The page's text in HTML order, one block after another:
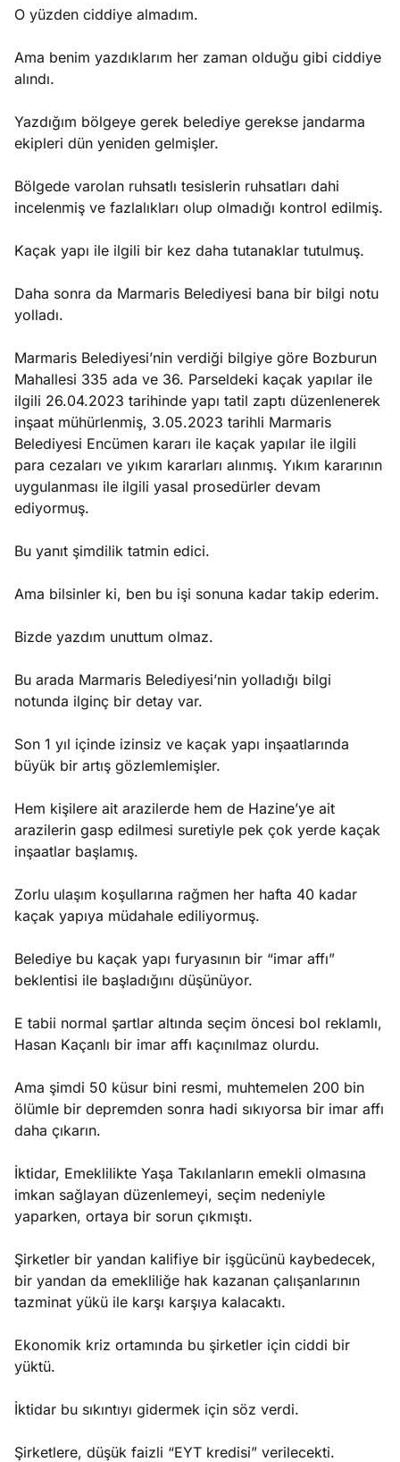
O yüzden ciddiye almadım.
Ama benim yazdıklarım her zaman olduğu gibi ciddiye
alındı.
Yazdığım bölgeye gerek belediye gerekse jandarma
ekipleri dün yeniden gelmişler.
Bölgede varolan ruhsatlı tesislerin ruhsatları dahi
incelenmiş ve fazlalıkları olup olmadığı kontrol edilmiş.
Kaçak yapı ile ilgili bir kez daha tutanaklar tutulmuş.
Daha sonra da Marmaris Belediyesi bana bir bilgi notu
yolladı.
Marmaris Belediyesi’nin verdiği bilgiye göre Bozburun
Mahallesi 335 ada ve 36. Parseldeki kaçak yapılar ile
ilgili 26.04.2023 tarihinde yapı tatil zaptı düzenlenerek
inşaat mühürlenmiş, 3.05.2023 tarihli Marmaris
Belediyesi Encümen kararı ile kaçak yapılar ile ilgili
para cezaları ve yıkım kararları alınmış. Yıkım kararının
uygulanması ile ilgili yasal prosedürler devam
ediyormuş.
Bu yanıt şimdilik tatmin edici.
Ama bilsinler ki, ben bu işi sonuna kadar takip ederim.
Bizde yazdım unuttum olmaz.
Bu arada Marmaris Belediyesi’nin yolladığı bilgi
notunda ilginç bir detay var.
Son 1 yıl içinde izinsiz ve kaçak yapı inşaatlarında
büyük bir artış gözlemlemişler.
Hem kişilere ait arazilerde hem de Hazine’ye ait
arazilerin gasp edilmesi suretiyle pek çok yerde kaçak
inşaatlar başlamış.
Zorlu ulaşım koşullarına rağmen her hafta 40 kadar
kaçak yapıya müdahale ediliyormuş.
Belediye bu kaçak yapı furyasının bir “imar affı”
beklentisi ile başladığını düşünüyor.
E tabii normal şartlar altında seçim öncesi bol reklamlı,
Hasan Kaçanlı bir imar affı kaçınılmaz olurdu.
Ama şimdi 50 küsur bini resmi, muhtemelen 200 bin
ölümle bir depremden sonra hadi sıkıyorsa bir imar affı
daha çıkarın.
İktidar, Emeklilikte Yaşa Takılanların emekli olmasına
imkan sağlayan düzenlemeyi, seçim nedeniyle
yaparken, ortaya bir sorun çıkmıştı.
Şirketler bir yandan kalifiye bir işgücünü kaybedecek,
bir yandan da emekliliğe hak kazanan çalışanlarının
tazminat yükü ile karşı karşıya kalacaktı.
Ekonomik kriz ortamında bu şirketler için ciddi bir
yüktü.
İktidar bu sıkıntıyı gidermek için söz verdi.
Şirketlere, düşük faizli “EYT kredisi” verilecekti.